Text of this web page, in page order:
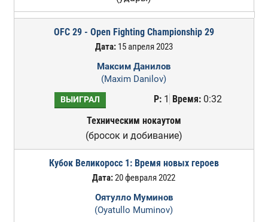
OFC 29 - Open Fighting Championship 29
Дата:15 апреля 2023
Максим Данилов
(Maxim Danilov)
ВЫИГРАЛ Р:1 Время:0:32
Техническим нокаутом
(бросок и добивание)
Кубок Великоросс 1: Время новых героев
Дата:20 февраля 2022
Оятулло Муминов
(Oyatullo Muminov)